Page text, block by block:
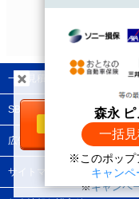
一括見積もりの使い方
SBIの保険比較インズウェブ
広告掲載について
サイトマップ
森永 ピ
一括見
※このポップ
キャン
一
森永
※キャンペ